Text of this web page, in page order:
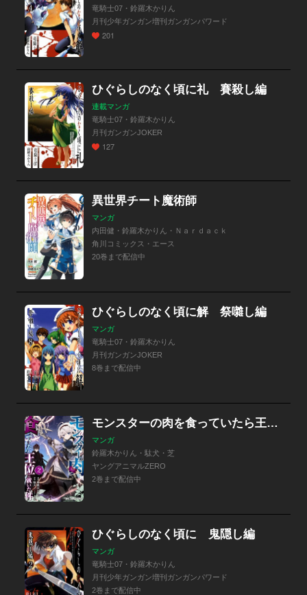
竜騎士07・鈴羅木かりん
月刊少年ガンガン増刊ガンガンパワード
201
ひぐらしのなく頃に礼 賽殺し編
連載マンガ
竜騎士07・鈴羅木かりん
月刊ガンガンJOKER
127
異世界チート魔術師
マンガ
内田健・鈴羅木かりん・Ｎａｒｄａｃｋ
角川コミックス・エース
20巻まで配信中
ひぐらしのなく頃に解 祭囃し編
マンガ
竜騎士07・鈴羅木かりん
月刊ガンガンJOKER
8巻まで配信中
モンスターの肉を食っていたら王位に就いた件
マンガ
鈴羅木かりん・駄犬・芝
ヤングアニマルZERO
2巻まで配信中
ひぐらしのなく頃に 鬼隠し編
マンガ
竜騎士07・鈴羅木かりん
月刊少年ガンガン増刊ガンガンパワード
2巻まで配信中